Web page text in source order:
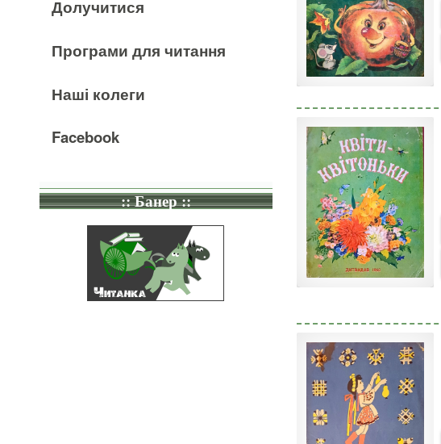
Долучитися
Програми для читання
Наші колеги
Facebook
:: Банер ::